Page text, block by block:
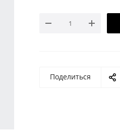
Поделиться